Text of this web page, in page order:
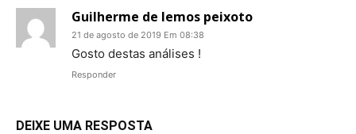
Guilherme de lemos peixoto
21 de agosto de 2019 Em 08:38
Gosto destas análises !
Responder
DEIXE UMA RESPOSTA